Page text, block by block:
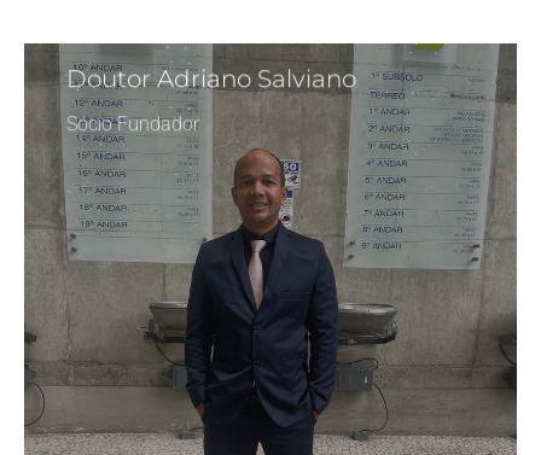
Doutor Adriano Salviano
Sócio Fundador